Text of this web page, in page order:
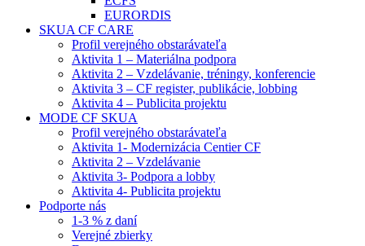
EURORDIS
SKUA CF CARE
Profil verejného obstarávateľa
Aktivita 1 – Materiálna podpora
Aktivita 2 – Vzdelávanie, tréningy, konferencie
Aktivita 3 – CF register, publikácie, lobbing
Aktivita 4 – Publicita projektu
MODE CF SKUA
Profil verejného obstarávateľa
Aktivita 1- Modernizácia Centier CF
Aktivita 2 – Vzdelávanie
Aktivita 3- Podpora a lobby
Aktivita 4- Publicita projektu
Podporte nás
1-3 % z daní
Verejné zbierky